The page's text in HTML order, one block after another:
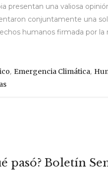
presentan una valiosa
conjuntamente una
humanos firmada por la
, Emergencia Climática,
pasó? Boletín